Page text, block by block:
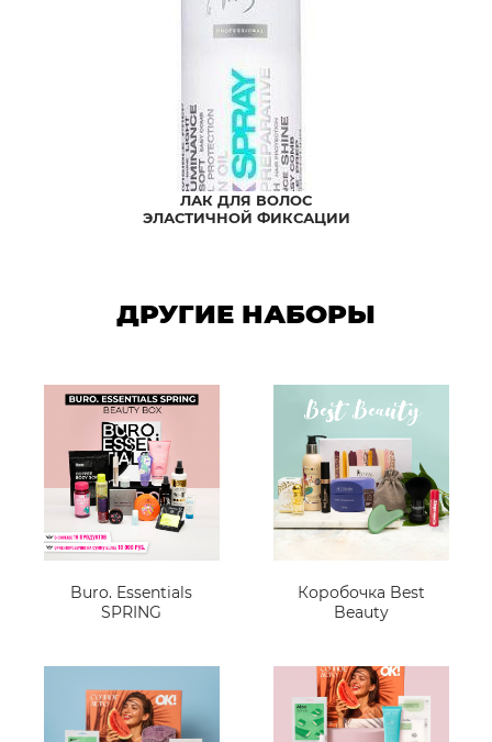
ЛАК ДЛЯ ВОЛОС
ЭЛАСТИЧНОЙ ФИКСАЦИИ
ДРУГИЕ НАБОРЫ
Buro. Essentials
SPRING
Коробочка Best
Beauty